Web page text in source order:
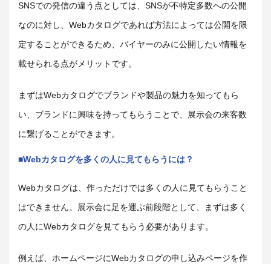
SNSでの発信の違う点としては、SNSが不特定多数への公開
なのに対し、Webカタログであれば方法によっては公開を限
定することができるため、バイヤーのみに公開したい情報を
載せられる点がメリットです。
まずはWebカタログでブランドや製品の魅力を知ってもら
い、ブランドに興味を持ってもらうことで、展示会の来客数
に繋げることができます。
Webカタログを多くの人に見てもらうには？
Webカタログは、作っただけでは多くの人に見てもらうこと
はできません。展示会に足を運ぶ前段階として、まずは多く
の人にWebカタログを見てもらう必要があります。
例えば、ホームページにWebカタログの申し込みページを作